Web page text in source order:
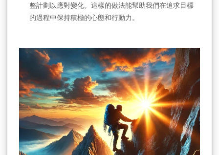
整計劃以應對變化。這樣的做法能幫助我們在追求目標
的過程中保持積極的心態和行動力。